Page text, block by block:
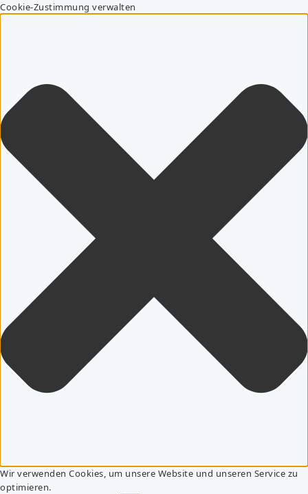
Cookie-Zustimmung verwalten
Wir verwenden Cookies, um unsere Website und unseren Service zu
optimieren.